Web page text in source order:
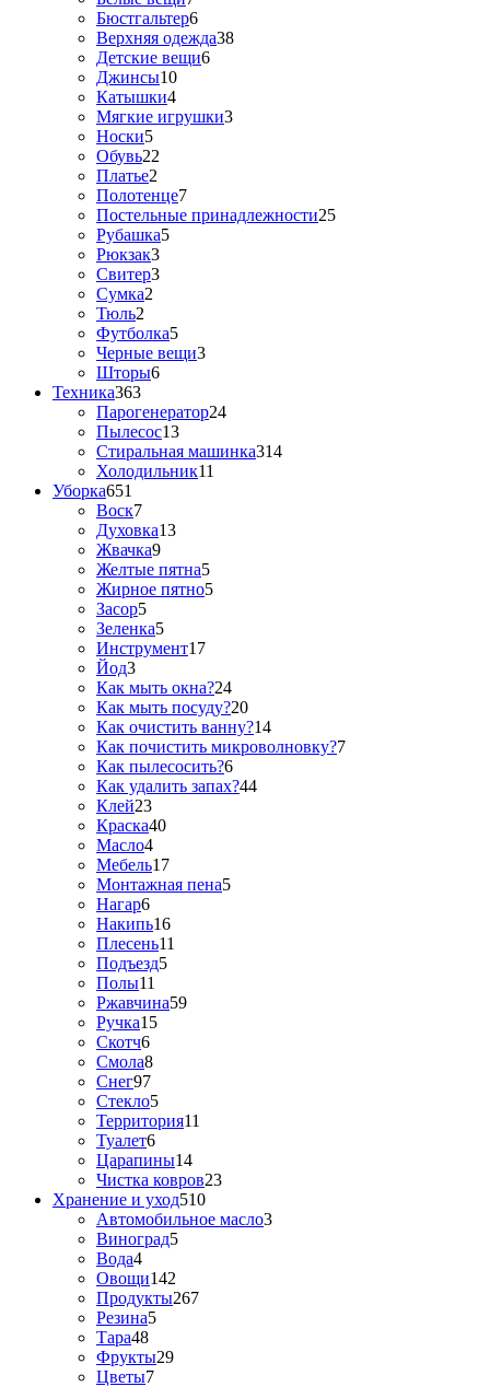
Бюстгальтер6
Верхняя одежда38
Детские вещи6
Джинсы10
Катышки4
Мягкие игрушки3
Носки5
Обувь22
Платье2
Полотенце7
Постельные принадлежности25
Рубашка5
Рюкзак3
Свитер3
Сумка2
Тюль2
Футболка5
Черные вещи3
Шторы6
Техника363
Парогенератор24
Пылесос13
Стиральная машинка314
Холодильник11
Уборка651
Воск7
Духовка13
Жвачка9
Желтые пятна5
Жирное пятно5
Засор5
Зеленка5
Инструмент17
Йод3
Как мыть окна?24
Как мыть посуду?20
Как очистить ванну?14
Как почистить микроволновку?7
Как пылесосить?6
Как удалить запах?44
Клей23
Краска40
Масло4
Мебель17
Монтажная пена5
Нагар6
Накипь16
Плесень11
Подъезд5
Полы11
Ржавчина59
Ручка15
Скотч6
Смола8
Снег97
Стекло5
Территория11
Туалет6
Царапины14
Чистка ковров23
Хранение и уход510
Автомобильное масло3
Виноград5
Вода4
Овощи142
Продукты267
Резина5
Тара48
Фрукты29
Цветы7